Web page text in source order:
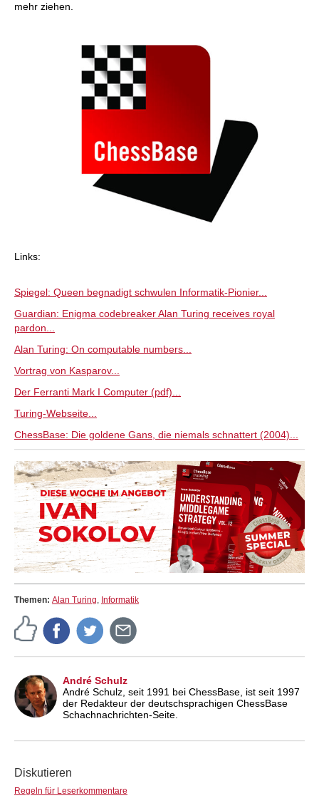
mehr ziehen.
Links:
Spiegel: Queen begnadigt schwulen Informatik-Pionier...
Guardian: Enigma codebreaker Alan Turing receives royal
pardon...
Alan Turing: On computable numbers...
Vortrag von Kasparov...
Der Ferranti Mark I Computer (pdf)...
Turing-Webseite...
ChessBase: Die goldene Gans, die niemals schnattert (2004)...
Themen: Alan Turing, Informatik
André Schulz
André Schulz, seit 1991 bei ChessBase, ist seit 1997
der Redakteur der deutschsprachigen ChessBase
Schachnachrichten-Seite.
Diskutieren
Regeln für Leserkommentare